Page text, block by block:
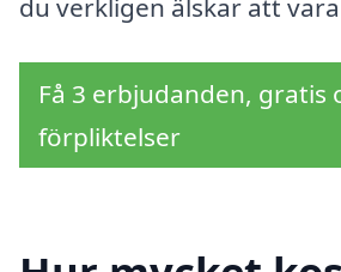
du verkligen älskar att
Få 3 erbjudanden, gratis
förpliktelser